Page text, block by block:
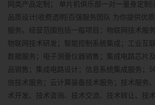
网类产品定制； 单片机俱乐部一对一量身定制|
品质设计|收费透明|百强服务团队 为你提供优
服务。经营范围包括一般项目：物联网技术服务
物联网技术研发；智能控制系统集成；工业互
数据服务；电子测量仪器销售；集成电路芯片
品销售；集成电路设计；信息系统集成服务；
信技术服务；云计算装备技术服务；技术服务
术开发、技术咨询、技术交流、技术转让、技